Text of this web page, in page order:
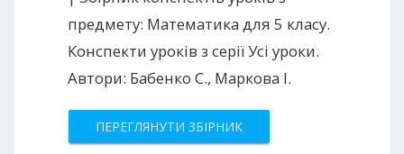
предмету: Математика для 5 класу.
Конспекти уроків з серії Усі уроки.
Автори: Бабенко С., Маркова I.
ПЕРЕГЛЯНУТИ ЗБІРНИК